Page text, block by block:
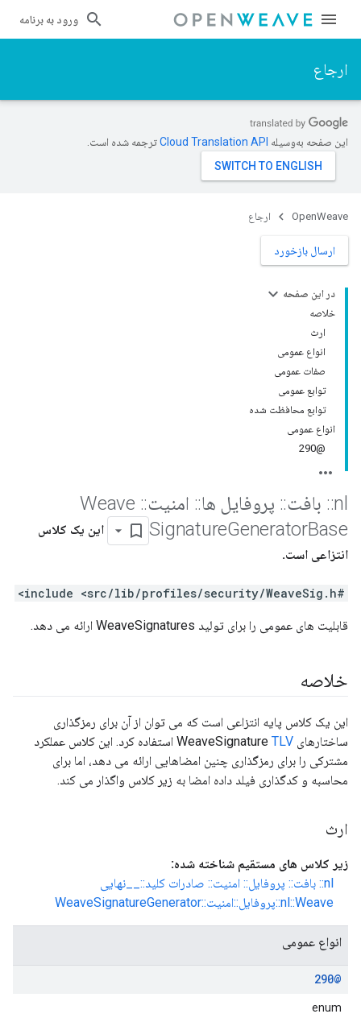
ورود به برنامه
ارجاع
این صفحه به‌وسیله ترجمه شده است.
OpenWeave ارجاع
ارسال بازخورد
در این صفحه
خلاصه
ارث
انواع عمومی
صفات عمومی
توابع عمومی
توابع محافظت شده
انواع عمومی
@290
nl
:: بافت:: پروفایل ها:: امنیت::
SignatureGeneratorBase
این یک کلاس
انتزاعی است.
#include <src/lib/profiles/security/WeaveSig.h>
قابلیت های عمومی را برای تولید WeaveSignatures ارائه می دهد.
خلاصه
این یک کلاس پایه انتزاعی است که می توان از آن برای رمزگذاری
ساختارهای WeaveSignature TLV
استفاده کرد. این کلاس عملکرد
مشترکی را برای رمزگذاری چنین امضاهایی ارائه می دهد، اما برای
محاسبه و کدگذاری فیلد داده امضا به زیر کلاس واگذار می کند.
ارث
زیر کلاس های مستقیم شناخته شده:
nl:: بافت:: پروفایل:: امنیت:: صادرات کلید::__نهایی
nl::Weave::پروفایل::امنیت::WeaveSignatureGenerator
انواع عمومی
@290
enum